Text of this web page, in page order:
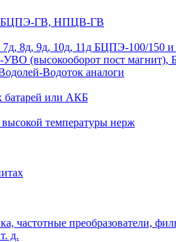
БЦПЭ-ГВ, НПЦВ-ГВ
7д, 8д, 9д, 10д, 11д БЦПЭ-
(высокооборот пост магнит),
Водоток аналоги
батарей или АКБ
температуры нерж
частотные преобразователи,
д.